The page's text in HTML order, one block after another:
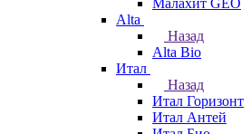
Малахит GEO
Alta
Назад
Alta Bio
Итал
Назад
Итал Горизонт
Итал Антей